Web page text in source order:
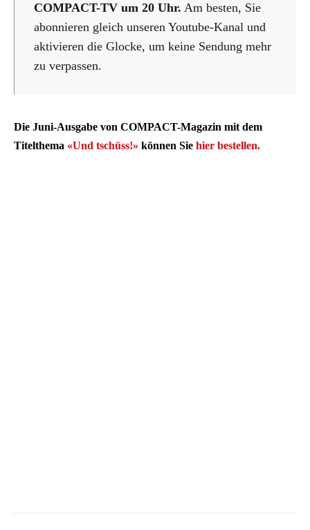
COMPACT-TV um 20 Uhr. Am besten, Sie
abonnieren gleich unseren Youtube-Kanal und
aktivieren die Glocke, um keine Sendung mehr
zu verpassen.
Die Juni-Ausgabe von COMPACT-Magazin mit dem
Titelthema «Und tschüss!» können Sie hier bestellen.